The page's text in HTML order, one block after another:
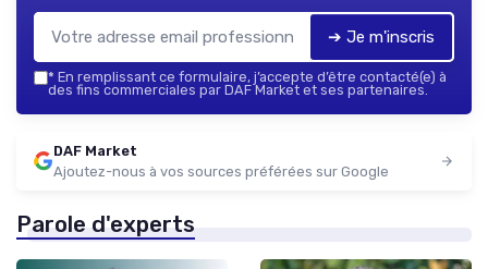
➔ Je m'inscris
* En remplissant ce formulaire, j’accepte d’être contacté(e) à
des fins commerciales par DAF Market et ses partenaires.
DAF Market
Ajoutez-nous à vos sources préférées sur Google
Parole d'experts